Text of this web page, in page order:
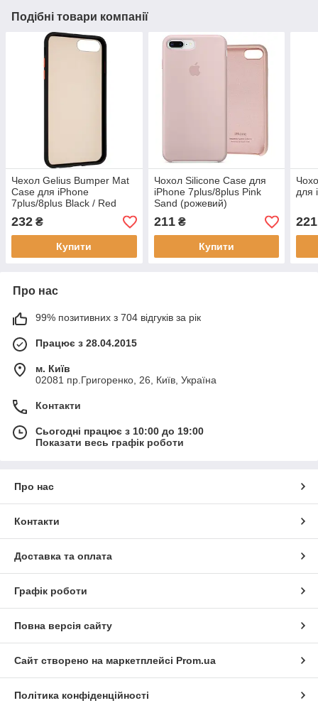
Подібні товари компанії
Чехол Gelius Bumper Mat
Case для iPhone
7plus/8plus Black / Red
232 ₴
Купити
Чохол Silicone Case для
iPhone 7plus/8plus Pink
Sand (рожевий)
211₴
Купити
для
221
Про нас
99% позитивних з 704 відгуків за рік
Працює з 28.04.2015
м. Київ
02081 пр.Григоренко, 26, Київ, Україна
Контакти
Сьогодні працює з 10:00 до 19:00
Показати весь графік роботи
Про нас
Контакти
Доставка та оплата
Графік роботи
Повна версія сайту
Сайт створено на маркетплейсі Prom.ua
Політика конфіденційності